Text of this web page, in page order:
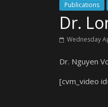
Publications
Dr.
Wednesday
Dr. Nguyen
[cvm_video